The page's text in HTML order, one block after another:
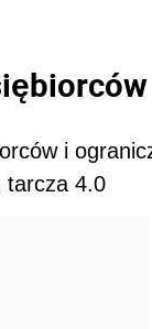
i
tarcza 4.0